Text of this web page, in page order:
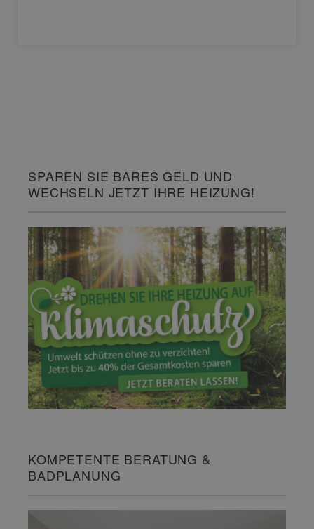
SPAREN SIE BARES GELD UND
WECHSELN JETZT IHRE HEIZUNG!
KOMPETENTE BERATUNG &
BADPLANUNG